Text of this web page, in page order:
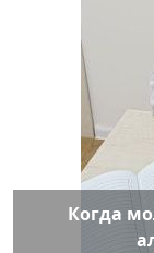
Когда